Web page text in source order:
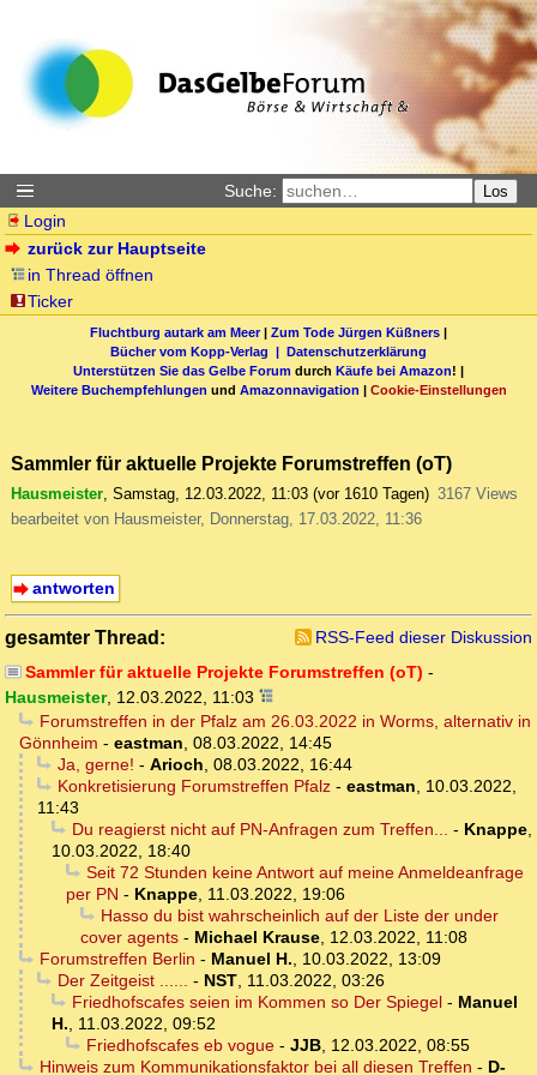
Suche: Los
Login
zurück zur Hauptseite
in Thread öffnen
Ticker
Fluchtburg autark am Meer| Zum Tode Jürgen Küßners |
Bücher vom Kopp-Verlag | Datenschutzerklärung
Unterstützen Sie das Gelbe Forum durch Käufe bei Amazon! |
Weitere Buchempfehlungen und Amazonnavigation | Cookie-Einstellungen
Sammler für aktuelle Projekte Forumstreffen (oT)
Hausmeister, Samstag, 12.03.2022, 11:03 (vor 1610 Tagen) 3167 Views
bearbeitet von Hausmeister, Donnerstag, 17.03.2022, 11:36
antworten
gesamter Thread:
RSS-Feed dieser Diskussion
Sammler für aktuelle Projekte Forumstreffen (oT) -
Hausmeister, 12.03.2022, 11:03
Forumstreffen in der Pfalz am 26.03.2022 in Worms, alternativ in
Gönnheim - eastman, 08.03.2022, 14:45
Ja, gerne! - Arioch, 08.03.2022, 16:44
Konkretisierung Forumstreffen Pfalz- eastman, 10.03.2022,
11:43
Du reagierst nicht auf PN-Anfragen zum Treffen... - Knappe,
10.03.2022, 18:40
Seit 72 Stunden keine Antwort auf meine Anmeldeanfrage
per PN - Knappe, 11.03.2022, 19:06
Hasso du bist wahrscheinlich auf der Liste der under
cover agents - Michael Krause, 12.03.2022, 11:08
Forumstreffen Berlin - Manuel H., 10.03.2022, 13:09
Der Zeitgeist ...... - NST, 11.03.2022, 03:26
Friedhofscafes seien im Kommen so Der Spiegel- Manuel
H., 11.03.2022, 09:52
Friedhofscafes eb vogue- JJB, 12.03.2022, 08:55
Hinweis zum Kommunikationsfaktor bei all diesen Treffen - D-